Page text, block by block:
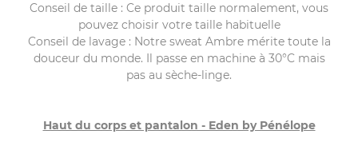
Conseil de taille : Ce produit taille normalement, vous
pouvez choisir votre taille habituelle
Conseil de lavage : Notre sweat Ambre mérite toute la
douceur du monde. Il passe en machine à 30°C mais
pas au sèche-linge.
Haut du corps et pantalon - Eden by Pénélope